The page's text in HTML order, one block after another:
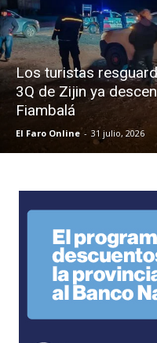
Los turistas
3Q de Zijin ya
Fiambalá
El Faro Online - 31 julio, 2026